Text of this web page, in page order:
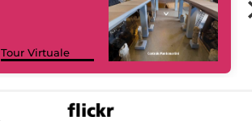
Tour Virtuale